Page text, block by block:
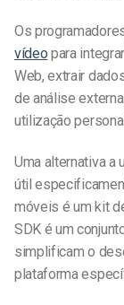
Os
vídeo para
Web, extrair
de análise
utilização
Uma alternativa a
útil
móveis é um kit
SDK é um
simplificam o
plataforma